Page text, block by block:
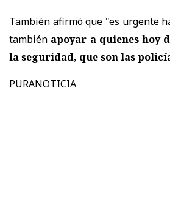
También afirmó que "es urgente
también apoyar a quienes hoy
la seguridad, que son las
PURANOTICIA